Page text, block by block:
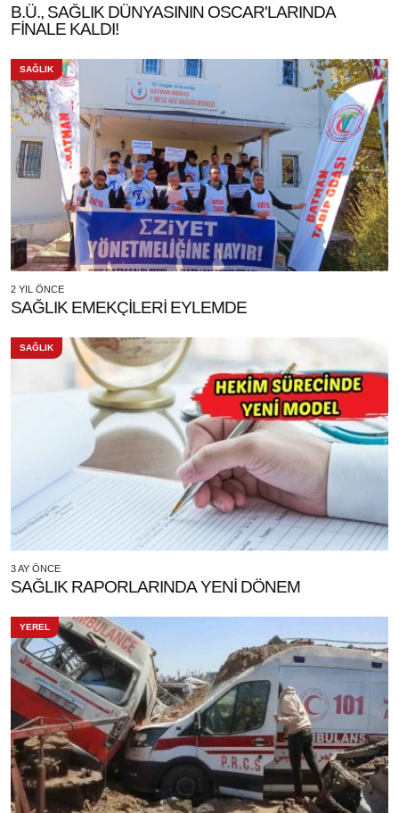
B.Ü., SAĞLIK DÜNYASININ OSCAR'LARINDA
FİNALE KALDI!
SAĞLIK
2 YIL ÖNCE
SAĞLIK EMEKÇİLERİ EYLEMDE
SAĞLIK
3 AY ÖNCE
SAĞLIK RAPORLARINDA YENİ DÖNEM
YEREL